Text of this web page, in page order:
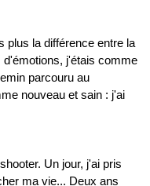
plus la différence entre la
d'émotions, j'étais comme
parcouru au
nouveau et sain : j'ai
Un jour, j'ai pris
ma vie... Deux ans